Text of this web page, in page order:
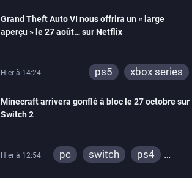
Grand Theft Auto VI nous offrira un « large
aperçu » le 27 août… sur Netflix
Hier à 14:24 ps5 xbox series
Minecraft arrivera gonflé à bloc le 27 octobre sur
Switch 2
Hier à 12:54 pc switch
ps4